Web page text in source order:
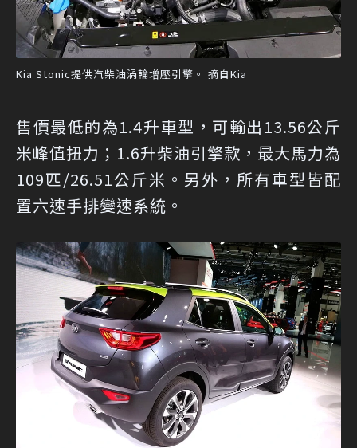
Kia Stonic提供汽柴油渦輪增壓引擎。 摘自Kia
售價最低的為1.4升車型，可輸出13.56公斤
米峰值扭力；1.6升柴油引擎款，最大馬力為
109匹/26.51公斤米。另外，所有車型皆配
置六速手排變速系統。